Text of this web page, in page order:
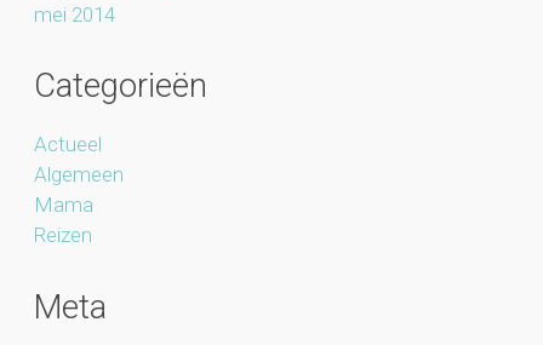
mei 2014
Categorieën
Actueel
Algemeen
Mama
Reizen
Meta